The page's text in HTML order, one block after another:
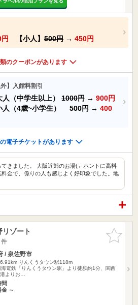
【小人】 500円 → 450円
のクーポンがあります
】入館料割引
人（中学生以上） 1000円 → 900円
人（4歳~小学生） 500円 → 400
電子チケットがあります
てきました。 大阪近郊のお湯(←ホントに高料
金で、係りの人も感じよく好印象でした。地
お気に入
りに追加
ゾート
/ 泉佐野市
りんくうタウン駅118m
海電鉄「りんくうタウン駅」より徒歩約1分、関西
よりお…
間
金 ～